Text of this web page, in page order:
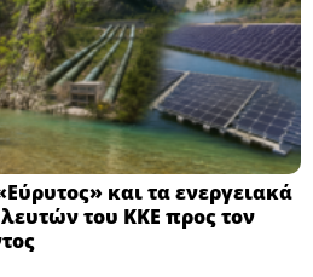
και τα ενεργειακά
του ΚΚΕ προς τον